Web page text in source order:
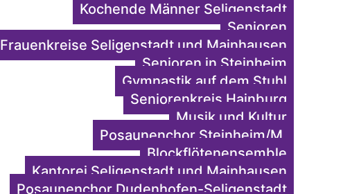
Kochende Männer Seligenstadt
Senioren
Frauenkreise Seligenstadt und Mainhausen
Senioren in Steinheim
Gymnastik auf dem Stuhl
Seniorenkreis Hainburg
Musik und Kultur
Posaunenchor Steinheim/M.
Blockflötenensemble
Kantorei Seligenstadt und Mainhausen
Posaunenchor Dudenhofen-Seligenstadt